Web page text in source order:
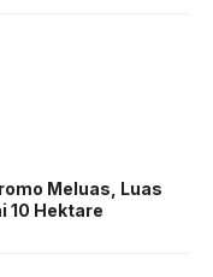
Meluas, Luas
10 Hektare